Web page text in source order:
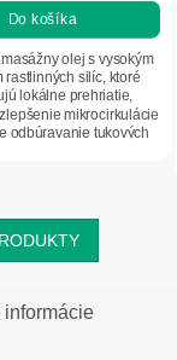
Do košíka
olej s vysokým
rastlinných silíc, ktoré
lokálne prehriatie,
mikrocirkulácie
odbúravanie tukových
informácie